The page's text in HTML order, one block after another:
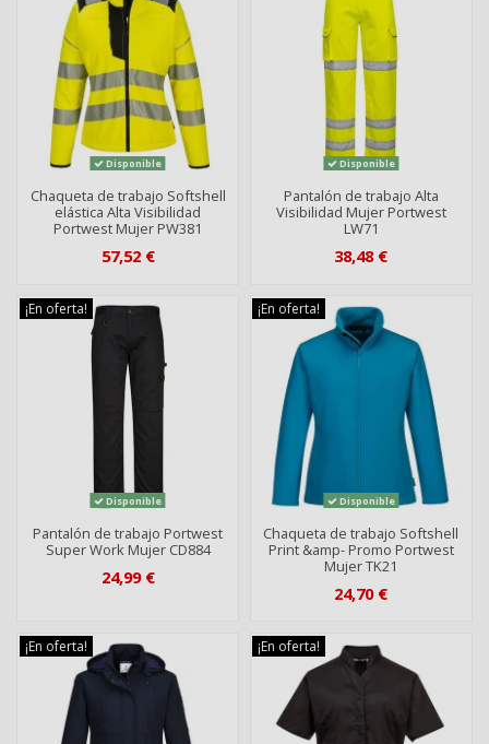
Disponible
Chaqueta de trabajo Softshell
elástica Alta Visibilidad
Portwest Mujer PW381
57,52 €
Disponible
Pantalón de trabajo Alta
Visibilidad Mujer Portwest
LW71
38,48 €
¡En oferta!
Disponible
Pantalón de trabajo Portwest
Super Work Mujer CD884
24,99 €
¡En oferta!
Disponible
Chaqueta de trabajo Softshell
Print &amp- Promo Portwest
Mujer TK21
24,70 €
¡En oferta! ¡En oferta!